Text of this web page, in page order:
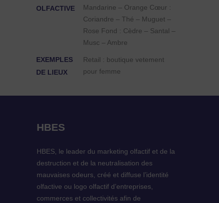
OLFACTIVE
Mandarine – Orange Cœur :
Coriandre – Thé – Muguet –
Rose Fond : Cèdre – Santal –
Musc – Ambre
EXEMPLES
DE LIEUX
Retail : boutique vetement
pour femme
HBES
HBES, le leader du marketing olfactif et de la
destruction et de la neutralisation des
mauvaises odeurs, créé et diffuse l’identité
olfactive ou logo olfactif d’entreprises,
commerces et collectivités afin de